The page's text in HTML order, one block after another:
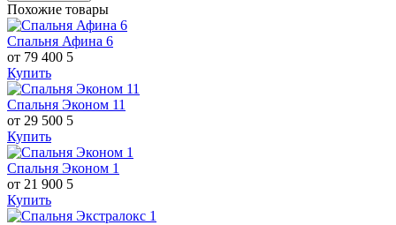
Похожие товары
Спальня Афина 6
от 79 400 5
Купить
Спальня Эконом 11
от 29 500 5
Купить
Спальня Эконом 1
от 21 900 5
Купить